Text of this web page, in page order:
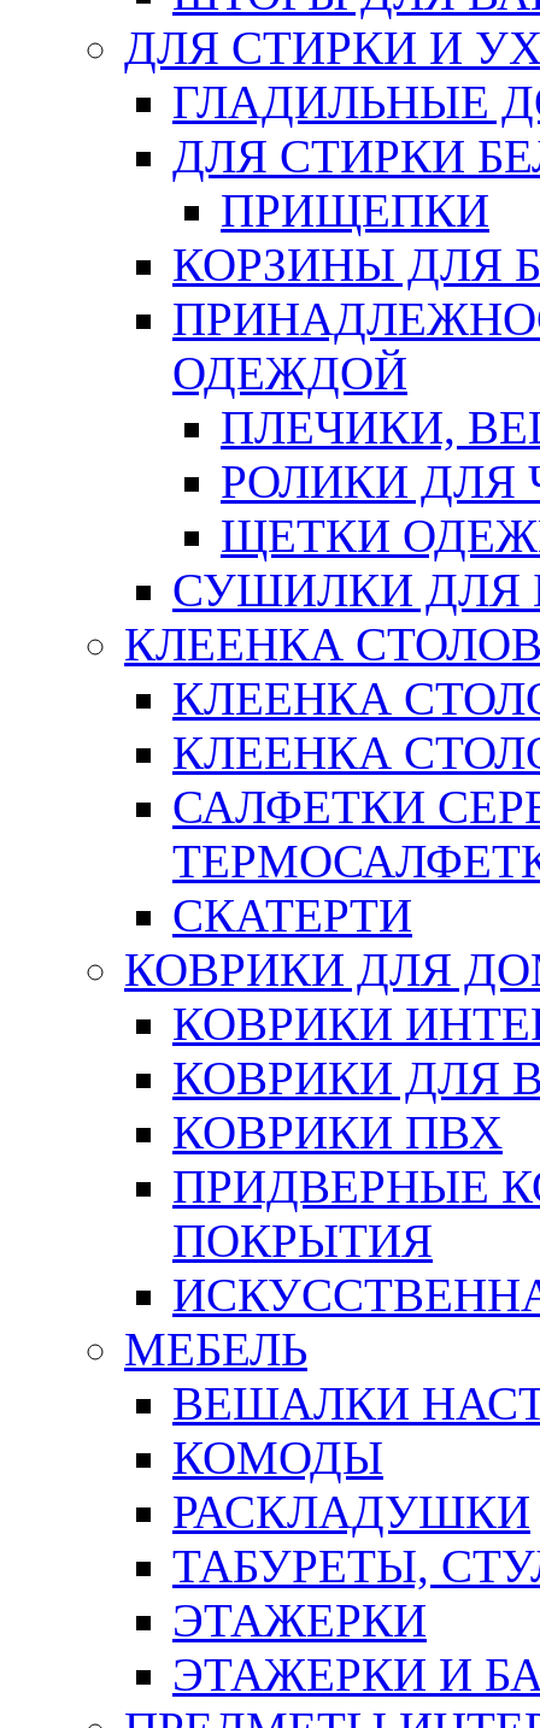
ДЛЯ СТИРКИ И
ГЛАДИЛЬНЫЕ
ДЛЯ СТИРКИ
ПРИЩЕПКИ
КОРЗИНЫ ДЛЯ
ОДЕЖДОЙ
ПЛЕЧИКИ,
РОЛИКИ ДЛЯ
ЩЕТКИ
СУШИЛКИ ДЛЯ
КЛЕЕНКА
КЛЕЕНКА
КЛЕЕНКА
САЛФЕТКИ
СКАТЕРТИ
КОВРИКИ ДЛЯ
КОВРИКИ
КОВРИКИ ДЛЯ
КОВРИКИ ПВХ
ПРИДВЕРНЫЕ
ПОКРЫТИЯ
МЕБЕЛЬ
ВЕШАЛКИ
КОМОДЫ
РАСКЛАДУШКИ
ТАБУРЕТЫ,
ЭТАЖЕРКИ
ЭТАЖЕРКИ И